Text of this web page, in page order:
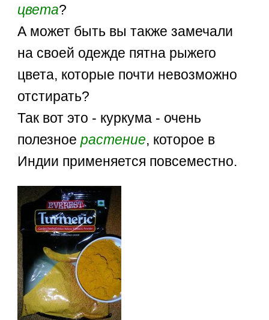
цвета?
А может быть вы также замечали
на своей одежде пятна рыжего
цвета, которые почти невозможно
отстирать?
Так вот это - куркума - очень
полезноерастение, которое в
Индии применяется повсеместно.